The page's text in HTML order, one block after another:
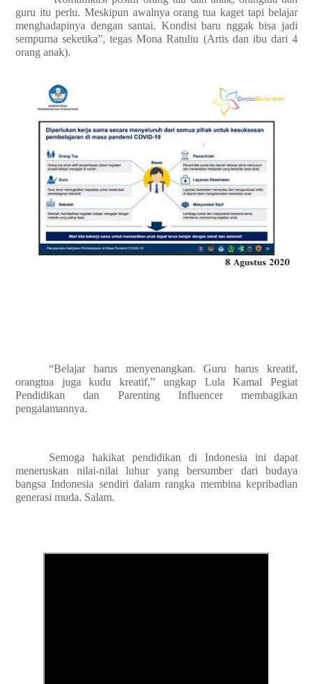
guru itu perlu. Meskipun awalnya orang tua kaget tapi belajar
menghadapinya dengan santai. Kondisi baru nggak bisa jadi
sempurna seketika”, tegas Mona Ratuliu (Artis dan ibu dari 4
orang anak).
“Belajar harus menyenangkan. Guru harus kreatif,
orangtua juga kudu kreatif,” ungkap Lula Kamal Pegiat
Pendidikan dan Parenting Influencer membagikan
pengalamannya.
Semoga hakikat pendidikan di Indonesia ini dapat
meneruskan nilai-nilai luhur yang bersumber dari budaya
bangsa Indonesia sendiri dalam rangka membina kepribadian
generasi muda. Salam.